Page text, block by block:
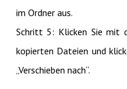
im Ordner aus.
Schritt 5: Klicken Sie mit
kopierten Dateien und
„Verschieben nach“.